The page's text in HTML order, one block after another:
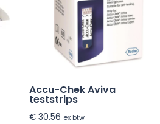
Accu-Chek Aviva
teststrips
€30.56 ex btw